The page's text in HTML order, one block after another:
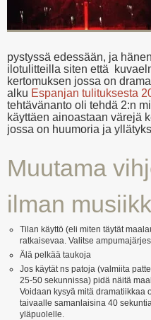
pystyssä edessään, ja
ilotulitteilla siten että
kertomuksen jossa on
alku Espanjan tulituksesta
tehtävänanto oli tehdä 2:n
käyttäen ainoastaan värejä
jossa on huumoria ja
Muutama
ilman
Tilan käyttö (eli miten täytät
ratkaisevaa. Valitse
Älä pelkää taukoja
Jos käytät ns patoja (valmiita
25-50 sekunnissa) pidä näitä
Voidaan kysyä mitä dramatiikkaa
taivaalle samanlaisina 40
yläpuolelle.